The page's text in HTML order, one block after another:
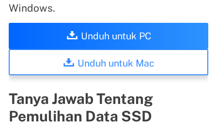
Windows.
Unduh untuk PC
Unduh untuk Mac
Tanya Jawab Tentang
Pemulihan Data SSD